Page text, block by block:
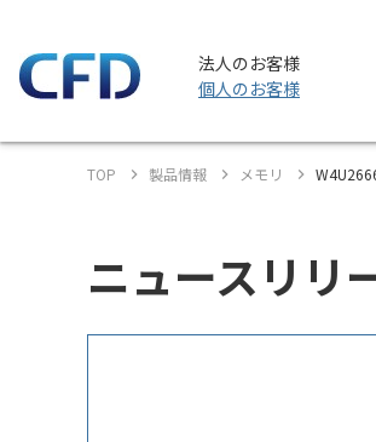
法人のお客様
個人のお客様
TOP 製品情報 メモリ
ニュースリリ